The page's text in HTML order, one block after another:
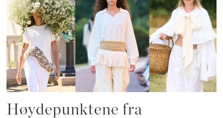
Høydepunktene fra